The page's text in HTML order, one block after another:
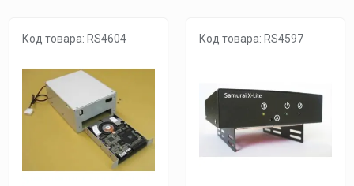
Код товара: RS4604 Код товара: RS4597